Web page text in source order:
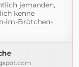
jemanden,
kenne
im-Brötchen-